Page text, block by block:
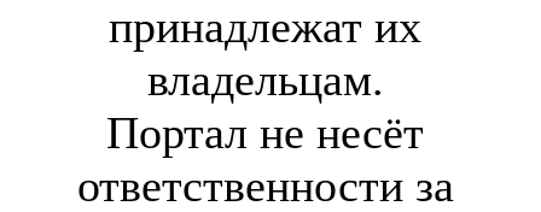
принадлежат их
владельцам.
Портал не несёт
ответственности за